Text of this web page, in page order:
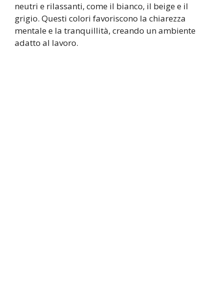
neutri e rilassanti, come il bianco, il beige e il
grigio. Questi colori favoriscono la chiarezza
mentale e la tranquillità, creando un ambiente
adatto al lavoro.